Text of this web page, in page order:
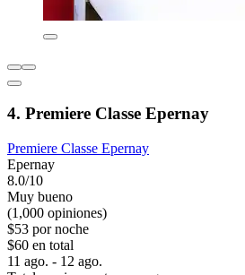
4. Premiere Classe Epernay
Premiere Classe Epernay
Epernay
8.0/10
Muy bueno
(1,000 opiniones)
$53 por noche
$60 en total
11 ago. - 12 ago.